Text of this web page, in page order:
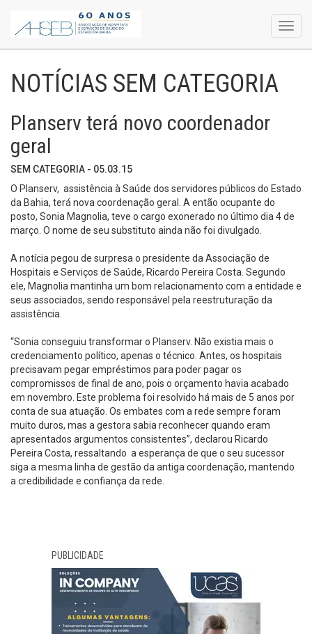
NOTÍCIAS SEM CATEGORIA
Planserv terá novo coordenador
geral
SEM CATEGORIA - 05.03.15
O Planserv, assistência à Saúde dos servidores públicos do Estado
da Bahia, terá nova coordenação geral. A então ocupante do
posto, Sonia Magnolia, teve o cargo exonerado no último dia 4 de
março. O nome de seu substituto ainda não foi divulgado.
A notícia pegou de surpresa o presidente da Associação de
Hospitais e Serviços de Saúde, Ricardo Pereira Costa. Segundo
ele, Magnolia mantinha um bom relacionamento com a entidade e
seus associados, sendo responsável pela reestruturação da
assistência.
“Sonia conseguiu transformar o Planserv. Não existia mais o
credenciamento político, apenas o técnico. Antes, os hospitais
precisavam pegar empréstimos para poder pagar os
compromissos de final de ano, pois o orçamento havia acabado
em novembro. Este problema foi resolvido há mais de 5 anos por
conta de sua atuação. Os embates com a rede sempre foram
muito duros, mas a gestora sabia reconhecer quando eram
apresentados argumentos consistentes”, declarou Ricardo
Pereira Costa, ressaltando a esperança de que o seu sucessor
siga a mesma linha de gestão da antiga coordenação, mantendo
a credibilidade e confiança da rede.
PUBLICIDADE